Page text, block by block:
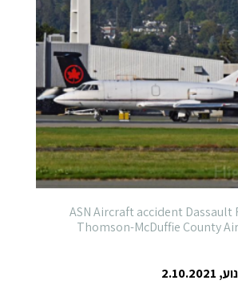
ASN Aircraft accident Dassault
Thomson-McDuffie County